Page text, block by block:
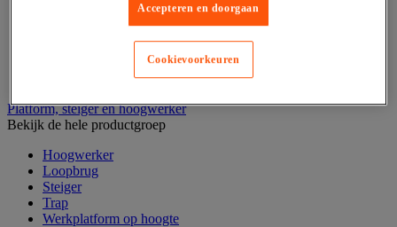
Elektrische pallettruck
Handpallettruck
Hoogheffende pallettruck
Pallettruck met weegsysteem
Platform, steiger en hoogwerker
Bekijk de hele productgroep
Hoogwerker
Loopbrug
Steiger
Trap
Werkplatform op hoogte
Accepteren en doorgaan
Cookievoorkeuren